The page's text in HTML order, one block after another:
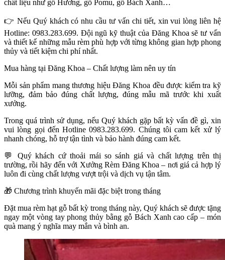
chất liệu như gỗ Hương, gỗ Pomu, gỗ Bách Xanh…
👉 Nếu Quý khách có nhu cầu tư vấn chi tiết, xin vui lòng liên hệ
Hotline: 0983.283.699. Đội ngũ kỹ thuật của Đăng Khoa sẽ tư vấn
và thiết kế những mẫu rèm phù hợp với từng không gian hợp phong
thủy và tiết kiệm chi phí nhất.
Mua hàng tại Đăng Khoa – Chất lượng làm nên uy tín
Mỗi sản phẩm mang thương hiệu Đăng Khoa đều được kiểm tra kỹ
lưỡng, đảm bảo đúng chất lượng, đúng mẫu mã trước khi xuất
xưởng.
Trong quá trình sử dụng, nếu Quý khách gặp bất kỳ vấn đề gì, xin
vui lòng gọi đến Hotline 0983.283.699. Chúng tôi cam kết xử lý
nhanh chóng, hỗ trợ tận tình và bảo hành đúng cam kết.
💬 Quý khách cứ thoải mái so sánh giá và chất lượng trên thị
trường, rồi hãy đến với Xưởng Rèm Đăng Khoa – nơi giá cả hợp lý
luôn đi cùng chất lượng vượt trội và dịch vụ tận tâm.
🎁 Chương trình khuyến mãi đặc biệt trong tháng
Đặt mua rèm hạt gỗ bất kỳ trong tháng này, Quý khách sẽ được tặng
ngay một vòng tay phong thủy bằng gỗ Bách Xanh cao cấp – món
quà mang ý nghĩa may mắn và bình an.